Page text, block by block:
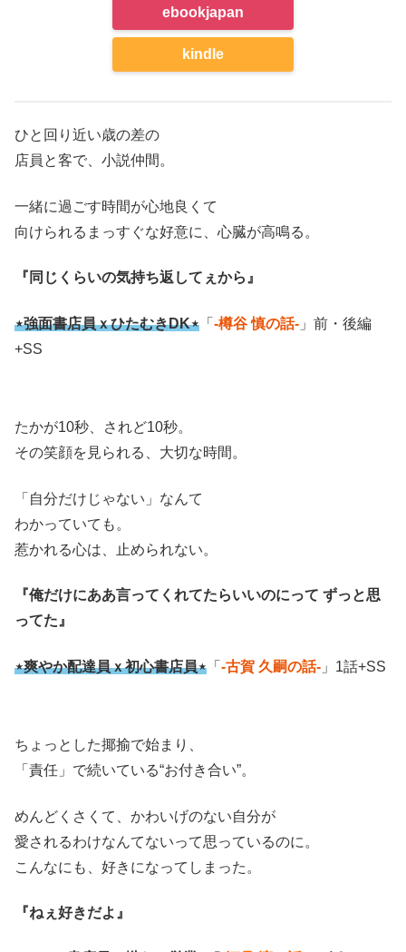
ebookjapan
kindle
ひと回り近い歳の差の
店員と客で、小説仲間。
一緒に過ごす時間が心地良くて
向けられるまっすぐな好意に、心臓が高鳴る。
『同じくらいの気持ち返してぇから』
⋆強面書店員ｘひたむきDK⋆ 「 -樽谷 慎の話- 」前・後編
+SS
たかが10秒、されど10秒。
その笑顔を見られる、大切な時間。
「自分だけじゃない」なんて
わかっていても。
惹かれる心は、止められない。
『俺だけにああ言ってくれてたらいいのにって ずっと思
ってた』
⋆爽やか配達員ｘ初心書店員⋆ 「 -古賀 久嗣の話- 」1話+SS
ちょっとした揶揄で始まり、
「責任」で続いている“お付き合い”。
めんどくさくて、かわいげのない自分が
愛されるわけなんてないって思っているのに。
こんなにも、好きになってしまった。
『ねぇ好きだよ』